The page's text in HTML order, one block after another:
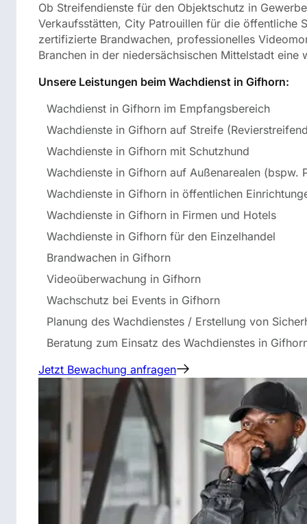
Ob Streifendienste für den Objektschutz in
Verkaufsstätten, City Patrouillen für die öffentliche
zertifizierte Brandwachen, professionelles
Branchen in der niedersächsischen Mittelstadt eine
Unsere Leistungen beim Wachdienst in Gifhorn:
Wachdienst in Gifhorn im Empfangsbereich
Wachdienste in Gifhorn auf Streife
Wachdienste in Gifhorn mit Schutzhund
Wachdienste in Gifhorn auf Außenarealen (bspw.
Wachdienste in Gifhorn in öffentlichen
Wachdienste in Gifhorn in Firmen und Hotels
Wachdienste in Gifhorn für den Einzelhandel
Brandwachen in Gifhorn
Videoüberwachung in Gifhorn
Wachschutz bei Events in Gifhorn
Planung des Wachdienstes / Erstellung von
Beratung zum Einsatz des Wachdienstes in
Jetzt Bewachung anfragen